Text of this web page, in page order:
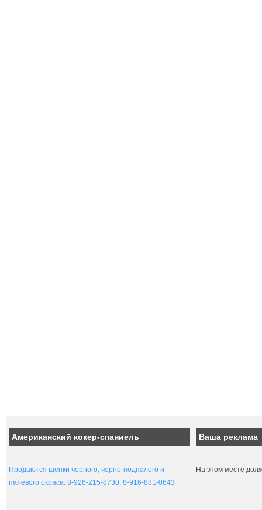
Американский кокер-спаниель
Продаются щенки черного, черно-подпалого и
палевого окраса. 8-926-215-8730, 8-916-881-0643
Ваша реклама
На этом месте